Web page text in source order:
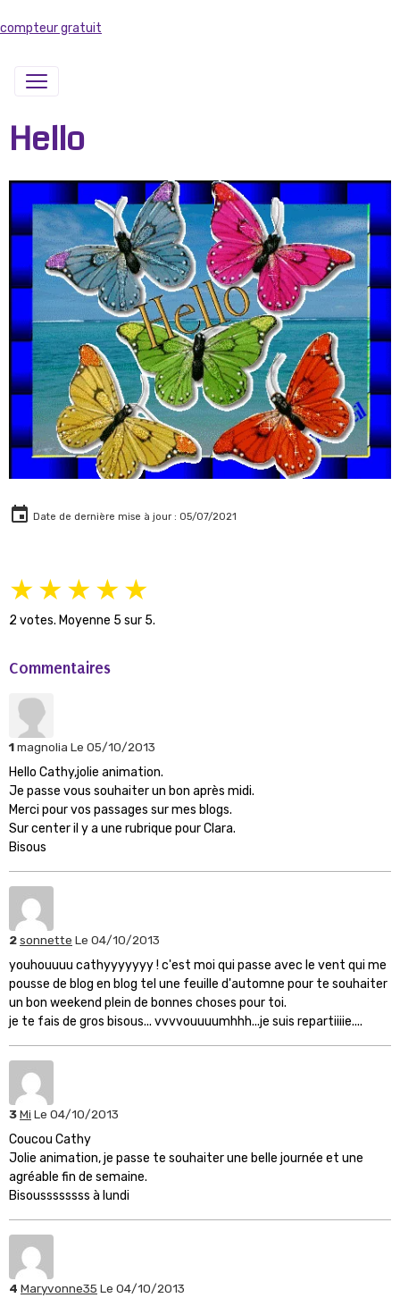
compteur gratuit
Hello
Date de dernière mise à jour : 05/07/2021
★★★★★
2 votes. Moyenne 5 sur 5.
Commentaires
1magnolia Le 05/10/2013
Hello Cathy,jolie animation.
Je passe vous souhaiter un bon après midi.
Merci pour vos passages sur mes blogs.
Sur center il y a une rubrique pour Clara.
Bisous
2sonnette Le 04/10/2013
youhouuuu cathyyyyyyy ! c'est moi qui passe avec le vent qui me
pousse de blog en blog tel une feuille d'automne pour te souhaiter
un bon weekend plein de bonnes choses pour toi.
je te fais de gros bisous... vvvvouuuumhhh...je suis repartiiiie....
3Mi Le 04/10/2013
Coucou Cathy
Jolie animation, je passe te souhaiter une belle journée et une
agréable fin de semaine.
Bisoussssssss à lundi
4 Maryvonne35 Le 04/10/2013